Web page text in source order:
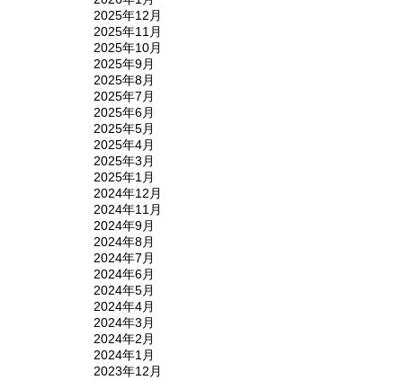
2025年12月
2025年11月
2025年10月
2025年9月
2025年8月
2025年7月
2025年6月
2025年5月
2025年4月
2025年3月
2025年1月
2024年12月
2024年11月
2024年9月
2024年8月
2024年7月
2024年6月
2024年5月
2024年4月
2024年3月
2024年2月
2024年1月
2023年12月